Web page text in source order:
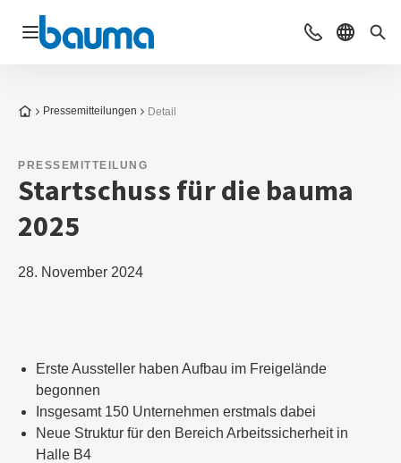
Navigation öffnen Beratung &
Sprache
Zur Startseite
Pressemitteilungen Detail
PRESSEMITTEILUNG
Startschuss für die bauma
2025
28. November 2024
Erste Aussteller haben Aufbau im Freigelände
begonnen
Insgesamt 150 Unternehmen erstmals dabei
Neue Struktur für den Bereich Arbeitssicherheit in
Halle B4